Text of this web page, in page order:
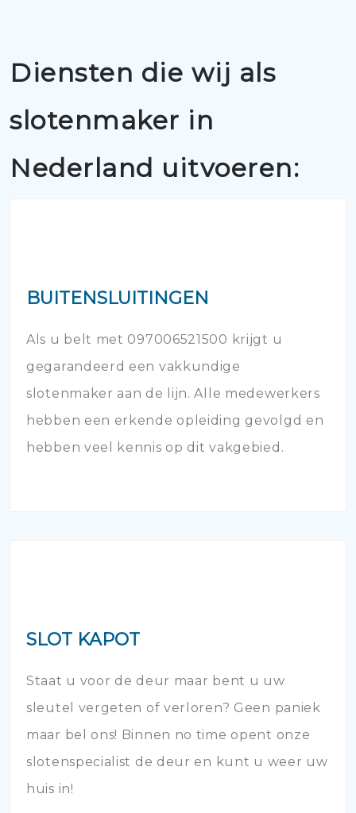
Diensten die wij als
slotenmaker in
Nederland uitvoeren:
BUITENSLUITINGEN
Als u belt met 097006521500 krijgt u
gegarandeerd een vakkundige
slotenmaker aan de lijn. Alle medewerkers
hebben een erkende opleiding gevolgd en
hebben veel kennis op dit vakgebied.
SLOT KAPOT
Staat u voor de deur maar bent u uw
sleutel vergeten of verloren? Geen paniek
maar bel ons! Binnen no time opent onze
slotenspecialist de deur en kunt u weer uw
huis in!